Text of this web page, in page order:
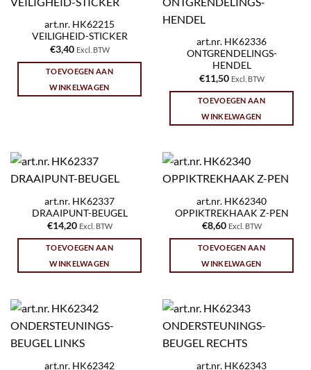
art.nr. HK62215
VEILIGHEID-STICKER
€3,40 Excl. BTW
TOEVOEGEN AAN
WINKELWAGEN
art.nr. HK62336
ONTGRENDELINGS-
HENDEL
€11,50 Excl. BTW
TOEVOEGEN AAN
WINKELWAGEN
art.nr. HK62337
DRAAIPUNT-BEUGEL
€14,20 Excl. BTW
TOEVOEGEN AAN
WINKELWAGEN
art.nr. HK62340
OPPIKTREKHAAK Z-PEN
€8,60 Excl. BTW
TOEVOEGEN AAN
WINKELWAGEN
art.nr. HK62342
art.nr. HK62343